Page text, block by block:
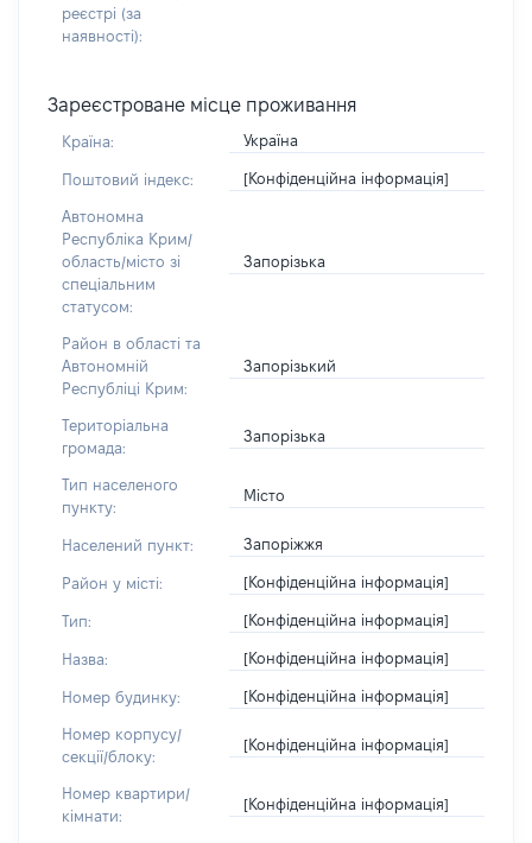
реєстрі (за
наявності):
Зареєстроване місце проживання
Країна: Україна
Поштовий індекс: [Конфіденційна інформація]
Автономна
Республіка Крим/
область/місто зі
спеціальним
статусом:
Запорізька
Район в області та
Автономній
Республіці Крим:
Запорізький
Територіальна
громада:
Запорізька
Тип населеного
пункту:
Місто
Населений пункт: Запоріжжя
Район у місті: [Конфіденційна інформація]
Тип: [Конфіденційна інформація]
Назва: [Конфіденційна інформація]
Номер будинку: [Конфіденційна інформація]
Номер корпусу/
секції/блоку:
[Конфіденційна інформація]
Номер квартири/
кімнати:
[Конфіденційна інформація]